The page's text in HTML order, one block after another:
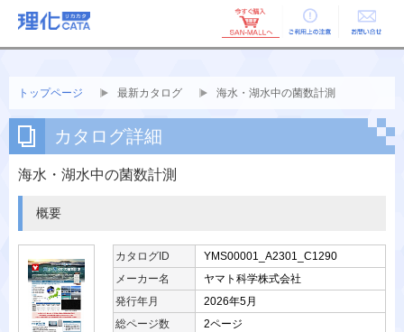
ご利用上の お問い合せ
トップページ 最新カタログ 海水・湖水中の菌数計測
カタログ詳細
海水・湖水中の菌数計測
概要
カタログID
YMS00001_A2301_C1290
メーカー名
ヤマト科学株式会社
発行年月
2026年5月
総ページ数
2ページ